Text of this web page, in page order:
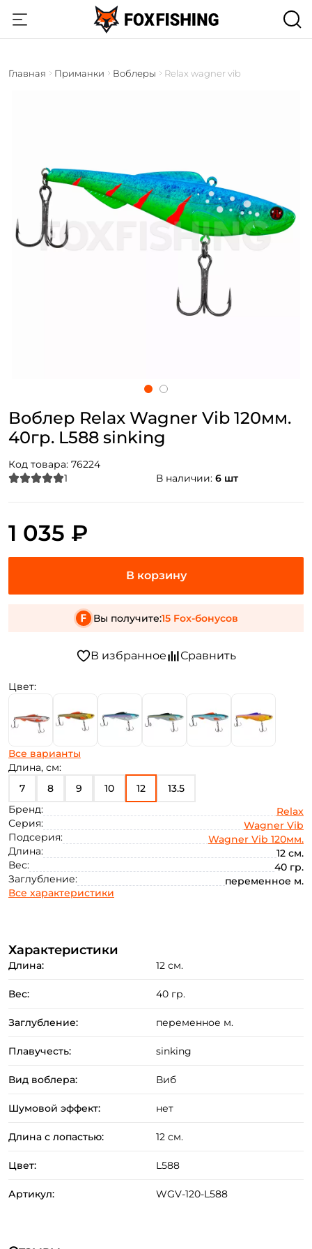
Главная Приманки Воблеры Relax wagner vib
Воблер Relax Wagner Vib 120мм.
40гр. L588 sinking
Код товара: 76224
1
В наличии: 6 шт
Цвет:
Все варианты
Длина, см:
7
8 9 10 12
13.5
Бренд:
Relax
Серия:
Wagner Vib
Подсерия:
Wagner Vib 120мм.
Длина:
12 см.
Вес:
40 гр.
Заглубление:
переменное м.
Все характеристики
1 035 ₽
Вы получите:15 Fox-бонусов
Характеристики
Длина: 12 см.
Вес: 40 гр.
Заглубление: переменное м.
Плавучесть: sinking
Вид воблера: Виб
Шумовой эффект: нет
Длина с лопастью: 12 см.
Цвет: L588
Артикул: WGV-120-L588